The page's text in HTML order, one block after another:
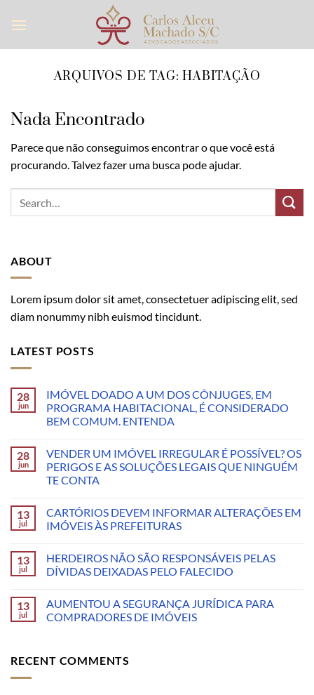
ARQUIVOS DE TAG:HABITAÇÃO
Nada Encontrado
Parece que não conseguimos encontrar o que você está
procurando. Talvez fazer uma busca pode ajudar.
ABOUT
Lorem ipsum dolor sit amet, consectetuer adipiscing elit, sed
diam nonummy nibh euismod tincidunt.
LATEST POSTS
28
jun
IMÓVEL DOADO A UM DOS CÔNJUGES, EM
PROGRAMA HABITACIONAL, É CONSIDERADO
BEM COMUM. ENTENDA
28
jun
VENDER UM IMÓVEL IRREGULAR É POSSÍVEL? OS
PERIGOS E AS SOLUÇÕES LEGAIS QUE NINGUÉM
TE CONTA
13
jul
CARTÓRIOS DEVEM INFORMAR ALTERAÇÕES EM
IMÓVEIS ÀS PREFEITURAS
13
jul
HERDEIROS NÃO SÃO RESPONSÁVEIS PELAS
DÍVIDAS DEIXADAS PELO FALECIDO
13
jul
AUMENTOU A SEGURANÇA JURÍDICA PARA
COMPRADORES DE IMÓVEIS
RECENT COMMENTS